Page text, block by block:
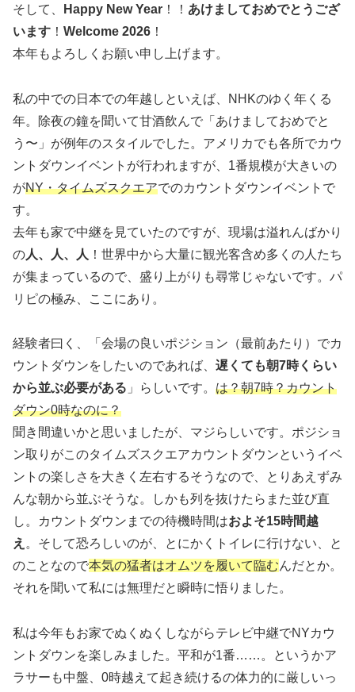
そして、
Happy New Year ！！ あけましておめでとうござ
います ！ Welcome 2026 ！
本年もよろしくお願い申し上げます。
私の中での日本での年越しといえば、NHKのゆく年くる
年。除夜の鐘を聞いて甘酒飲んで「あけましておめでと
う〜」が例年のスタイルでした。アメリカでも各所でカウ
ントダウンイベントが行われますが、1番規模が大きいの
がNY・タイムズスクエアでのカウントダウンイベントで
す。
去年も家で中継を見ていたのですが、現場は溢れんばかり
の人、人、人 ！世界中から大量に観光客含め多くの人たち
が集まっているので、盛り上がりも尋常じゃないです。パ
リピの極み、ここにあり。
経験者曰く、「会場の良いポジション（最前あたり）でカ
ウントダウンをしたいのであれば、 遅くても朝7時くらい
から並ぶ必要がある 」らしいです。 は？朝7時？カウント
ダウン0時なのに？
聞き間違いかと思いましたが、マジらしいです。ポジショ
ン取りがこのタイムズスクエアカウントダウンというイベ
ントの楽しさを大きく左右するそうなので、とりあえずみ
んな朝から並ぶそうな。しかも列を抜けたらまた並び直
し。カウントダウンまでの待機時間はおよそ15時間越
え 。そして恐ろしいのが、とにかくトイレに行けない、と
のことなので本気の猛者はオムツを履いて臨むんだとか。
それを聞いて私には無理だと瞬時に悟りました。
私は今年もお家でぬくぬくしながらテレビ中継でNYカウ
ントダウンを楽しみました。平和が1番……。というかア
ラサーも中盤、0時越えて起き続けるの体力的に厳しいっ